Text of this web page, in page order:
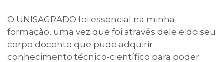
Contatos
Calendário acadêmico
O UNISAGRADO foi essencial na minha
formação, uma vez que foi através dele e do seu
corpo docente que pude adquirir
conhecimento técnico-científico para poder